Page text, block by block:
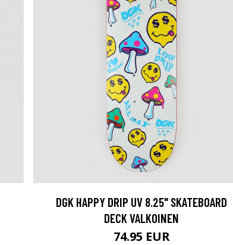
DGK HAPPY DRIP UV 8.25" SKATEBOARD
DECK VALKOINEN
74.95 EUR